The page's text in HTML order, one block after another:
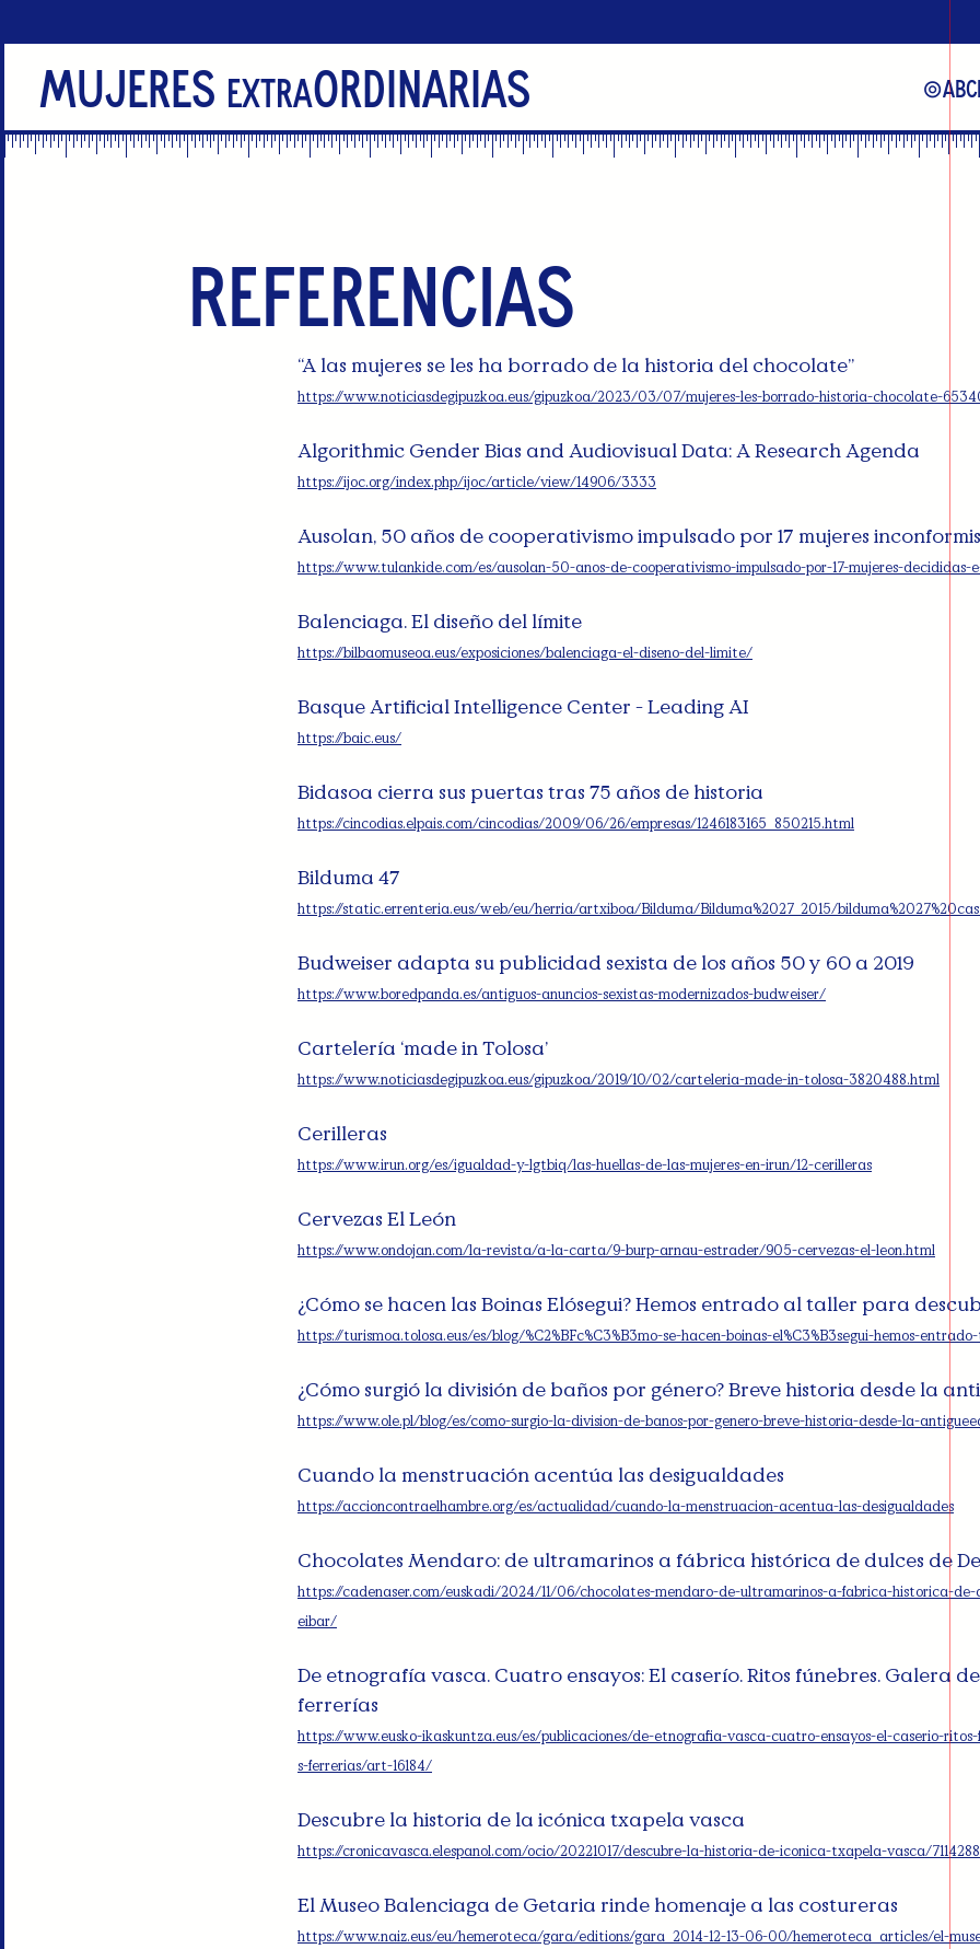
Mujeres extraOrdinarias ⊚
Referencias
“A las mujeres se les ha borrado de la historia del chocolate”
https://www.noticiasdegipuzkoa.eus/gipuzkoa/2023/03/07/mujeres-les-borrado-historia-chocolate-
Algorithmic Gender Bias and Audiovisual Data: A Research Agenda
https://ijoc.org/index.php/ijoc/article/view/14906/3333
Ausolan, 50 años de cooperativismo impulsado por 17 mujeres
https://www.tulankide.com/es/ausolan-50-anos-de-cooperativismo-impulsado-por-17-mujeres-decididas-
Balenciaga. El diseño del límite
https://bilbaomuseoa.eus/exposiciones/balenciaga-el-diseno-del-limite/
Basque Artificial Intelligence Center - Leading AI
https://baic.eus/
Bidasoa cierra sus puertas tras 75 años de historia
https://cincodias.elpais.com/cincodias/2009/06/26/empresas/1246183165_850215.html
Bilduma 47
https://static.errenteria.eus/web/eu/herria/artxiboa/Bilduma/Bilduma%2027_2015/
Budweiser adapta su publicidad sexista de los años 50 y 60 a 2019
https://www.boredpanda.es/antiguos-anuncios-sexistas-modernizados-budweiser/
Cartelería ‘made in Tolosa’
https://www.noticiasdegipuzkoa.eus/gipuzkoa/2019/10/02/carteleria-made-in-tolosa-3820488.html
Cerilleras
https://www.irun.org/es/igualdad-y-lgtbiq/las-huellas-de-las-mujeres-en-irun/12-cerilleras
Cervezas El León
https://www.ondojan.com/la-revista/a-la-carta/9-burp-arnau-estrader/905-cervezas-el-leon.html
¿Cómo se hacen las Boinas Elósegui? Hemos entrado al taller para
https://turismoa.tolosa.eus/es/blog/%C2%BFc%C3%B3mo-se-hacen-boinas-el%C3%B3segui-hemos-
¿Cómo surgió la división de baños por género? Breve historia desde la
https://www.ole.pl/blog/es/como-surgio-la-division-de-banos-por-genero-breve-historia-desde-la-
Cuando la menstruación acentúa las desigualdades
https://accioncontraelhambre.org/es/actualidad/cuando-la-menstruacion-acentua-las-desigualdades
Chocolates Mendaro: de ultramarinos a fábrica histórica de dulces de
https://cadenaser.com/euskadi/2024/11/06/chocolates-mendaro-de-ultramarinos-a-fabrica-historica-
eibar/
De etnografía vasca. Cuatro ensayos: El caserío. Ritos fúnebres. Galera
ferrerías
https://www.eusko-ikaskuntza.eus/es/publicaciones/de-etnografia-vasca-cuatro-ensayos-el-caserio-
s-ferrerias/art-16184/
Descubre la historia de la icónica txapela vasca
https://cronicavasca.elespanol.com/ocio/20221017/descubre-la-historia-de-iconica-txapela-vasca/
El Museo Balenciaga de Getaria rinde homenaje a las costureras
https://www.naiz.eus/eu/hemeroteca/gara/editions/gara_2014-12-13-06-00/hemeroteca_articles/el-